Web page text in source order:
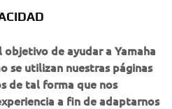
108 puntos
Motorsport Italika Racing),
74 puntos
Racing), 73,5 puntos
de ayudar a Yamaha
se utilizan nuestras páginas
de tal forma que nos
a fin de adaptarnos